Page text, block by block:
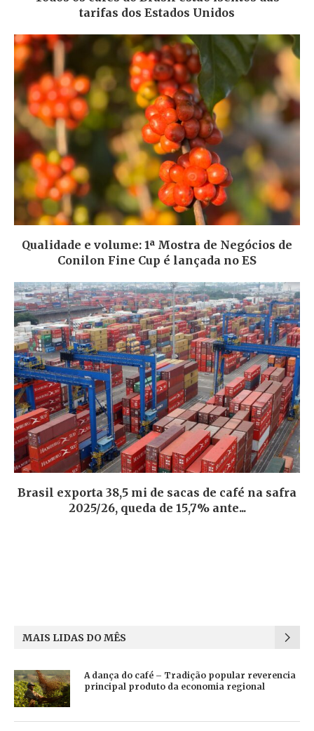
tarifas dos Estados Unidos
Qualidade e volume: 1ª Mostra de Negócios de
Conilon Fine Cup é lançada no ES
Brasil exporta 38,5 mi de sacas de café na safra
2025/26, queda de 15,7% ante...
MAIS LIDAS DO MÊS
A dança do café – Tradição popular reverencia
principal produto da economia regional